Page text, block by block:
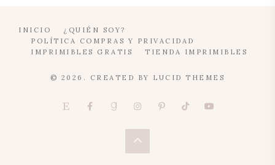
INICIO
¿QUIÉN SOY?
POLÍTICA COMPRAS Y PRIVACIDAD
IMPRIMIBLES GRATIS
TIENDA IMPRIMIBLES
© 2026. CREATED BY LUCID THEMES